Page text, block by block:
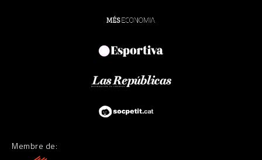
Membre de: